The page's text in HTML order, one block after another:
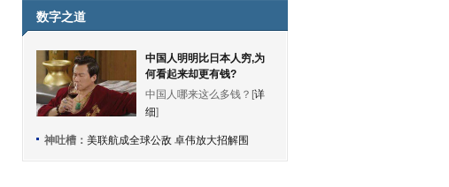
数字之道
中国人明明比日本人穷,为
何看起来却更有钱?
中国人哪来这么多钱？[详
细]
神吐槽： 美联航成全球公敌 卓伟放大招解围